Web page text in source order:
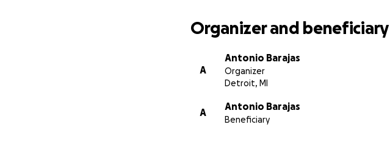
Organizer and beneficiary
A
Antonio Barajas
Organizer
Detroit, MI
A
Antonio Barajas
Beneficiary